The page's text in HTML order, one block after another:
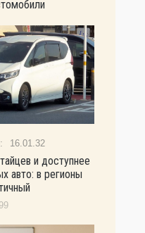
16.01.32
и доступнее
авто: в регионы